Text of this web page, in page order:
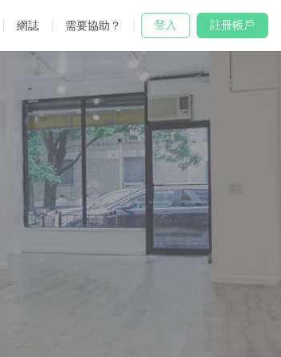
網誌 需要協助？ 登入 註冊帳戶